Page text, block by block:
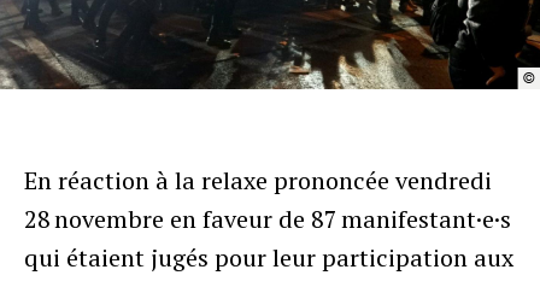
©
En réaction à la relaxe prononcée vendredi
28 novembre en faveur de 87 manifestant·e·s
qui étaient jugés pour leur participation aux